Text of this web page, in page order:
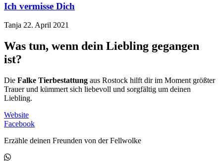
Ich vermisse Dich
Tanja 22. April 2021
Was tun, wenn dein Liebling gegangen
ist?
Die Falke Tierbestattung aus Rostock hilft dir im Moment größter
Trauer und kümmert sich liebevoll und sorgfältig um deinen
Liebling.
Website
Facebook
Erzähle deinen Freunden von der Fellwolke